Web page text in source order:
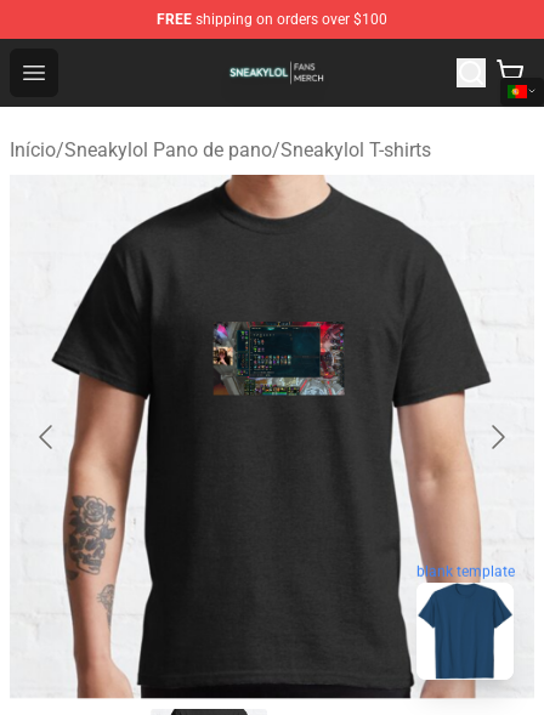
FREE shipping on orders over $100
Open menu
Sneakylol Shop - Official Sneakylol Merchandise Store
Início/Sneakylol Pano de pano/Sneakylol T-shirts
blank template